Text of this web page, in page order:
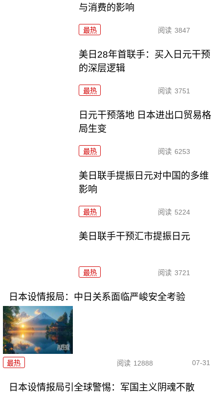
与消费的影响
最热 阅读 3847
美日28年首联手：买入日元干预
的深层逻辑
最热 阅读 3751
日元干预落地 日本进出口贸易格
局生变
最热 阅读 6253
美日联手提振日元对中国的多维
影响
最热 阅读 5224
美日联手干预汇市提振日元
最热 阅读 3721
日本设情报局：中日关系面临严峻安全考验
最热 阅读 12888 07-31
日本设情报局引全球警惕：军国主义阴魂不散